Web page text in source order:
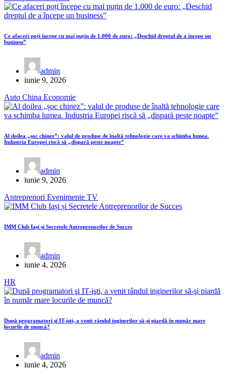
Ce afaceri poți începe cu mai puțin de 1.000 de euro: „Deschid dreptul de a începe un
business”
admin
iunie 9, 2026
Auto China Economie
Al doilea „șoc chinez”: valul de produse de înaltă tehnologie care va schimba lumea.
Industria Europei riscă să „dispară peste noapte”
admin
iunie 9, 2026
Antreprenori Evenimente TV
IMM Club Iași și Secretele Antreprenorilor de Succes
admin
iunie 4, 2026
HR
După programatori şi IT-işti, a venit rândul inginerilor să-şi piardă în număr mare
locurile de muncă?
admin
iunie 4, 2026